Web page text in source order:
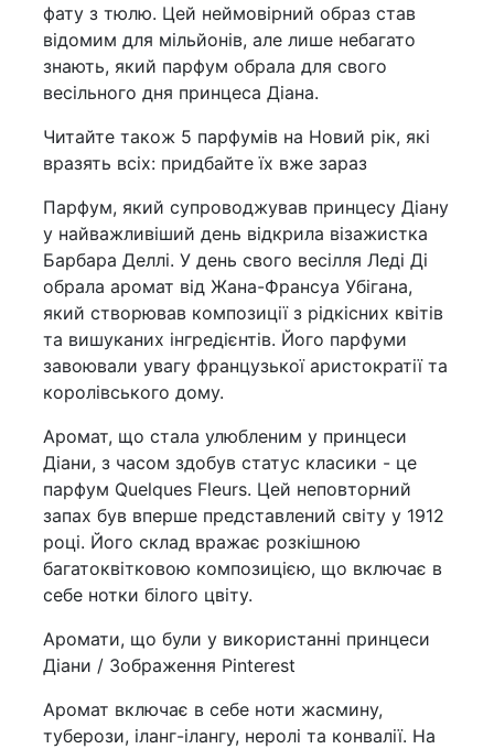
фату з тюлю. Цей неймовірний образ став
відомим для мільйонів, але лише небагато
знають, який парфум обрала для свого
весільного дня принцеса Діана.
Читайте також 5 парфумів на Новий рік, які
вразять всіх: придбайте їх вже зараз
Парфум, який супроводжував принцесу Діану
у найважливіший день відкрила візажистка
Барбара Деллі. У день свого весілля Леді Ді
обрала аромат від Жана-Франсуа Убігана,
який створював композиції з рідкісних квітів
та вишуканих інгредієнтів. Його парфуми
завоювали увагу французької аристократії та
королівського дому.
Аромат, що стала улюбленим у принцеси
Діани, з часом здобув статус класики - це
парфум Quelques Fleurs. Цей неповторний
запах був вперше представлений світу у 1912
році. Його склад вражає розкішною
багатоквітковою композицією, що включає в
себе нотки білого цвіту.
Аромати, що були у використанні принцеси
Діани / Зображення Pinterest
Аромат включає в себе ноти жасмину,
туберози, іланг-ілангу, неролі та конвалії. На